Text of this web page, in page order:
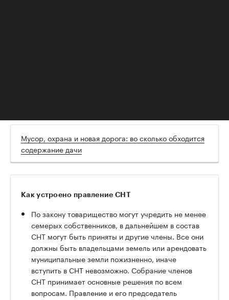
Мусор, охрана и новая дорога: во сколько обходится
содержание дачи
Как устроено правление СНТ
По закону товарищество могут учредить не менее
семерых собственников, в дальнейшем в состав
СНТ могут быть приняты и другие члены. Все они
должны быть владельцами земель или арендовать
муниципальные земли пожизненно, иначе
вступить в СНТ невозможно. Собрание членов
СНТ принимает основные решения по всем
вопросам. Правление и его председатель